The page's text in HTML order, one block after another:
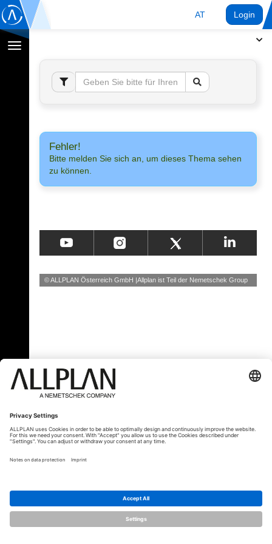
AT Login
Navigation
umschalten
Fehler!
Bitte melden Sie sich an, um dieses Thema sehen
zu können.
© ALLPLAN Österreich GmbH Allplan ist Teil der Nemetschek Group